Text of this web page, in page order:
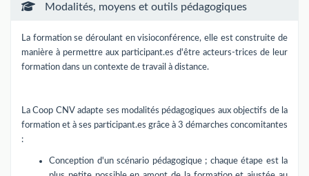
Modalités, moyens et outils pédagogiques
La formation se déroulant en visioconférence, elle est construite de
manière à permettre aux participant.es d'être acteurs-trices de leur
formation dans un contexte de travail à distance.
La Coop CNV adapte ses modalités pédagogiques aux objectifs de la
formation et à ses participant.es grâce à 3 démarches concomitantes
:
Conception d'un scénario pédagogique ; chaque étape est la